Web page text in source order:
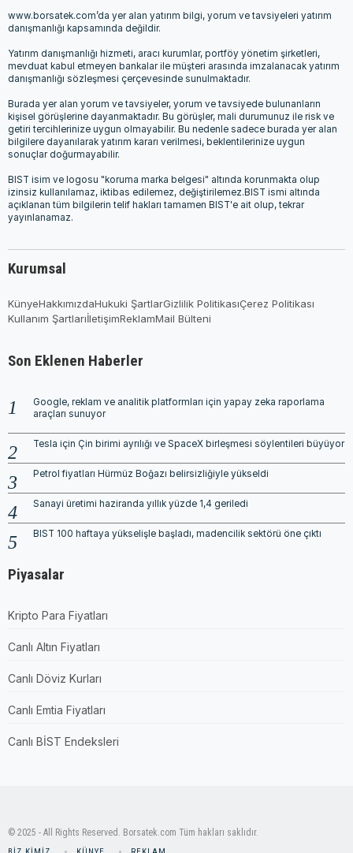
www.borsatek.com’da yer alan yatırım bilgi, yorum ve tavsiyeleri yatırım
danışmanlığı kapsamında değildir.
Yatırım danışmanlığı hizmeti, aracı kurumlar, portföy yönetim şirketleri,
mevduat kabul etmeyen bankalar ile müşteri arasında imzalanacak yatırım
danışmanlığı sözleşmesi çerçevesinde sunulmaktadır.
Burada yer alan yorum ve tavsiyeler, yorum ve tavsiyede bulunanların
kişisel görüşlerine dayanmaktadır. Bu görüşler, mali durumunuz ile risk ve
getiri tercihlerinize uygun olmayabilir. Bu nedenle sadece burada yer alan
bilgilere dayanılarak yatırım kararı verilmesi, beklentilerinize uygun
sonuçlar doğurmayabilir.
BIST isim ve logosu "koruma marka belgesi" altında korunmakta olup
izinsiz kullanılamaz, iktibas edilemez, değiştirilemez.BIST ismi altında
açıklanan tüm bilgilerin telif hakları tamamen BIST'e ait olup, tekrar
yayınlanamaz.
Kurumsal
KünyeHakkımızdaHukuki ŞartlarGizlilik PolitikasıÇerez Politikası
Kullanım ŞartlarıİletişimReklamMail Bülteni
Son Eklenen Haberler
Google, reklam ve analitik platformları için yapay zeka raporlama
araçları sunuyor
Tesla için Çin birimi ayrılığı ve SpaceX birleşmesi söylentileri büyüyor
Petrol fiyatları Hürmüz Boğazı belirsizliğiyle yükseldi
Sanayi üretimi haziranda yıllık yüzde 1,4 geriledi
BIST 100 haftaya yükselişle başladı, madencilik sektörü öne çıktı
Piyasalar
Kripto Para Fiyatları
Canlı Altın Fiyatları
Canlı Döviz Kurları
Canlı Emtia Fiyatları
Canlı BİST Endeksleri
© 2025 - All Rights Reserved. Borsatek.com Tüm hakları saklıdır.